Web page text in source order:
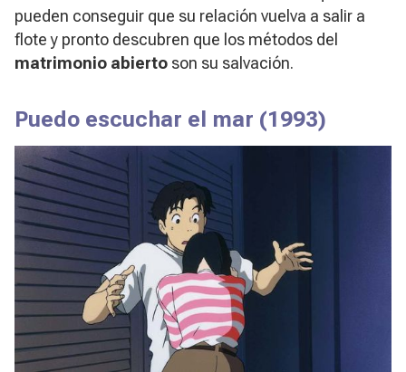
pueden conseguir que su relación vuelva a salir a
flote y pronto descubren que los métodos del
matrimonio abierto son su salvación.
Puedo escuchar el mar (1993)